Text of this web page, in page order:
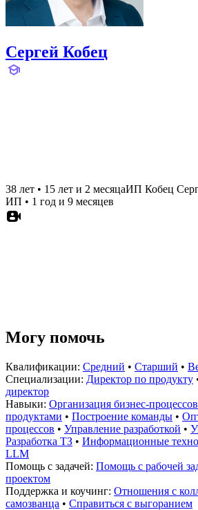
Сергей Кобец
38 лет • 15 лет и 2 месяцаИП Кобец
ИП • 1 год и 9 месяцев
Могу помочь
Квалификации: Средний • Старший •
Специализации: Директор по продукту
директор
Навыки: Организация бизнес-процессов
продуктами • Построение команды •
процессов • Управление разработкой •
Разработка ТЗ • Информационные
LLM
Помощь с задачей: Помощь с рабочей
проектом
Поддержка и коучинг: Отношения с
самозванца • Справиться с выгоранием